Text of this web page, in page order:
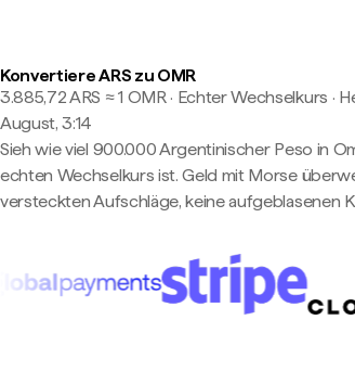
Konvertiere ARS zu OMR
3.885,72 ARS ≈ 1 OMR · Echter Wechselkurs ·
August, 3:14
Sieh wie viel 900.000 Argentinischer Peso in
echten Wechselkurs ist. Geld mit Morse
versteckten Aufschläge, keine aufgeblasenen